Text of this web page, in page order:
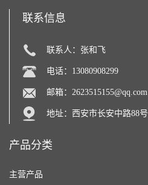
联系信息
联系人：张和飞
电话：13080908299
邮箱： 2623515155@qq.com
地址：西安市长安中路88号
产品分类
主营产品